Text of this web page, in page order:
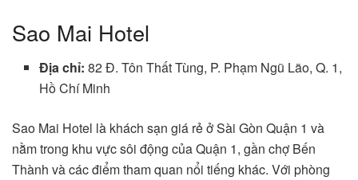
Sao Mai Hotel
Địa chỉ: 82 Đ. Tôn Thất Tùng, P. Phạm Ngũ Lão, Q. 1,
Hồ Chí Minh
Sao Mai Hotel là khách sạn giá rẻ ở Sài Gòn Quận 1 và
nằm trong khu vực sôi động của Quận 1, gần chợ Bến
Thành và các điểm tham quan nổi tiếng khác. Với phòng